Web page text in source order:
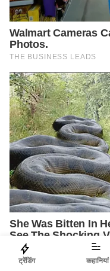
ट्रेंडिंग कहानियां